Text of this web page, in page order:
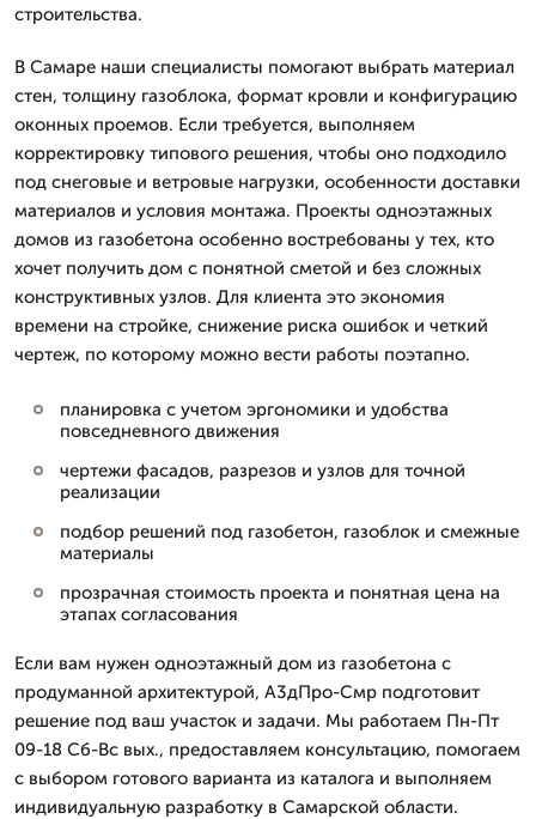
строительства.
В Самаре наши специалисты помогают выбрать материал
стен, толщину газоблока, формат кровли и конфигурацию
оконных проемов. Если требуется, выполняем
корректировку типового решения, чтобы оно подходило
под снеговые и ветровые нагрузки, особенности доставки
материалов и условия монтажа. Проекты одноэтажных
домов из газобетона особенно востребованы у тех, кто
хочет получить дом с понятной сметой и без сложных
конструктивных узлов. Для клиента это экономия
времени на стройке, снижение риска ошибок и четкий
чертеж, по которому можно вести работы поэтапно.
планировка с учетом эргономики и удобства
повседневного движения
чертежи фасадов, разрезов и узлов для точной
реализации
подбор решений под газобетон, газоблок и смежные
материалы
прозрачная стоимость проекта и понятная цена на
этапах согласования
Если вам нужен одноэтажный дом из газобетона с
продуманной архитектурой, А3дПро-Смр подготовит
решение под ваш участок и задачи. Мы работаем Пн-Пт
09-18 Сб-Вс вых., предоставляем консультацию, помогаем
с выбором готового варианта из каталога и выполняем
индивидуальную разработку в Самарской области.